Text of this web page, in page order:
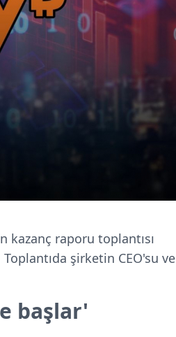
kazanç raporu toplantısı
şirketin CEO'su ve
başlar'